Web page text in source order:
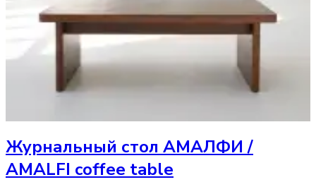
Журнальный стол АМАЛФИ /
AMALFI coffee table